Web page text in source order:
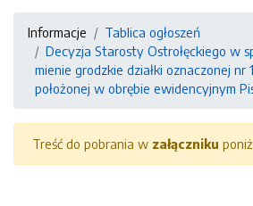
Informacje
Tablica ogłoszeń
Decyzja Starosty Ostrołęckiego w
mienie grodzkie działki oznaczonej nr
położonej w obrębie ewidencyjnym
Treść do pobrania w załączniku